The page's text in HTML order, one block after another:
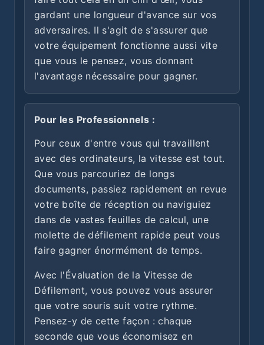
gardant une longueur d'avance sur vos
adversaires. Il s'agit de s'assurer que
votre équipement fonctionne aussi vite
que vous le pensez, vous donnant
l'avantage nécessaire pour gagner.
Pour les Professionnels :
Pour ceux d'entre vous qui travaillent
avec des ordinateurs, la vitesse est tout.
Que vous parcouriez de longs
documents, passiez rapidement en revue
votre boîte de réception ou naviguiez
dans de vastes feuilles de calcul, une
molette de défilement rapide peut vous
faire gagner énormément de temps.
Avec l'Évaluation de la Vitesse de
Défilement, vous pouvez vous assurer
que votre souris suit votre rythme.
Pensez-y de cette façon : chaque
seconde que vous économisez en